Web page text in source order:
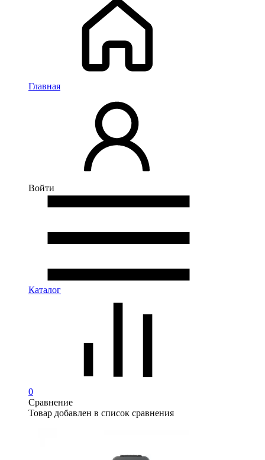
Главная
Войти
Каталог
0
Сравнение
Товар добавлен в список сравнения